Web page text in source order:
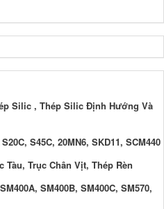
Silic , Thép Silic Định Hướng Và
S45C, 20MN6, SKD11, SCM440
Tàu, Trục Chân Vịt, Thép Rèn
SM400B, SM400C, SM570,